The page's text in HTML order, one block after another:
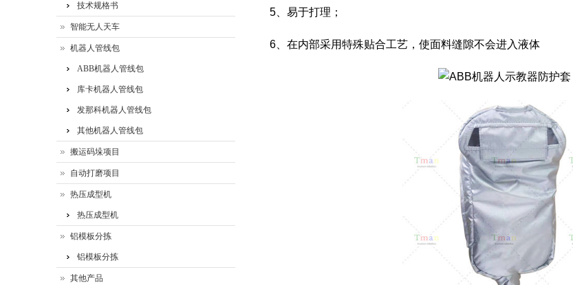
5、易于打理；
6、在内部采用特殊贴合工艺，使面料缝隙不会进入液体
技术规格书
智能无人天车
机器人管线包
ABB机器人管线包
库卡机器人管线包
发那科机器人管线包
其他机器人管线包
搬运码垛项目
自动打磨项目
热压成型机
热压成型机
铝模板分拣
铝模板分拣
其他产品